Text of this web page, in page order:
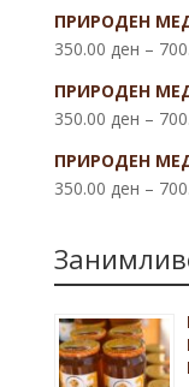
ПРИРОДЕН
350.00 ден –
ПРИРОДЕН
350.00 ден –
ПРИРОДЕН
350.00 ден –